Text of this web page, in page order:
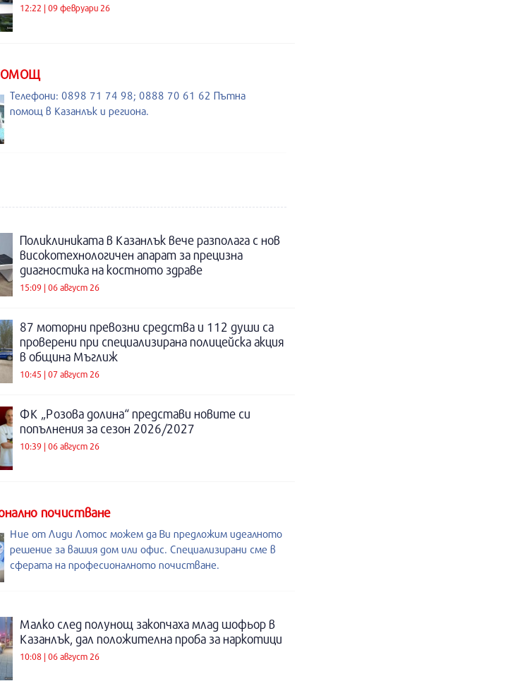
12:22 | 09 февруари 26
Телефони: 0898 71 74 98; 0888 70 61 62 Пътна
помощ в Казанлък и региона.
Поликлиниката в Казанлък вече разполага с нов
високотехнологичен апарат за прецизна
диагностика на костното здраве
15:09 | 06 август 26
87 моторни превозни средства и 112 души са
проверени при специализирана полицейска акция
в община Мъглиж
10:45 | 07 август 26
ФК „Розова долина“ представи новите си
попълнения за сезон 2026/2027
10:39 | 06 август 26
почистване
Ние от Лиди Лотос можем да Ви предложим идеалното
решение за вашия дом или офис. Специализирани сме в
сферата на професионалното почистване.
Малко след полунощ закопчаха млад шофьор в
Казанлък, дал положителна проба за наркотици
10:08 | 06 август 26